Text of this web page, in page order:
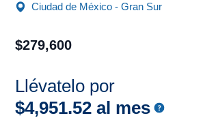
Ciudad de México - Gran Sur
$279,600
Llévatelo por
$4,951.52al mes